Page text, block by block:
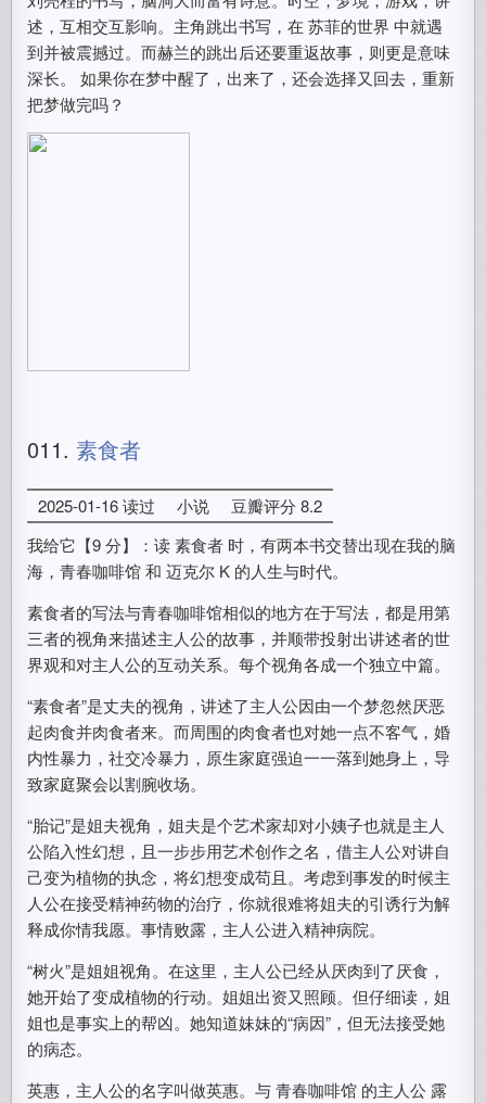
述，互相交互影响。主角跳出书写，在 苏菲的世界 中就遇
到并被震撼过。而赫兰的跳出后还要重返故事，则更是意味
深长。 如果你在梦中醒了，出来了，还会选择又回去，重新
把梦做完吗？
011.素食者
2025-01-16 读过 小说
豆瓣评分 8.2
我给它【9 分】：读 素食者 时，有两本书交替出现在我的脑
海，青春咖啡馆 和 迈克尔 K 的人生与时代。
素食者的写法与青春咖啡馆相似的地方在于写法，都是用第
三者的视角来描述主人公的故事，并顺带投射出讲述者的世
界观和对主人公的互动关系。每个视角各成一个独立中篇。
“素食者”是丈夫的视角，讲述了主人公因由一个梦忽然厌恶
起肉食并肉食者来。而周围的肉食者也对她一点不客气，婚
内性暴力，社交冷暴力，原生家庭强迫一一落到她身上，导
致家庭聚会以割腕收场。
“胎记”是姐夫视角，姐夫是个艺术家却对小姨子也就是主人
公陷入性幻想，且一步步用艺术创作之名，借主人公对讲自
己变为植物的执念，将幻想变成苟且。考虑到事发的时候主
人公在接受精神药物的治疗，你就很难将姐夫的引诱行为解
释成你情我愿。事情败露，主人公进入精神病院。
“树火”是姐姐视角。在这里，主人公已经从厌肉到了厌食，
她开始了变成植物的行动。姐姐出资又照顾。但仔细读，姐
姐也是事实上的帮凶。她知道妹妹的“病因”，但无法接受她
的病态。
英惠，主人公的名字叫做英惠。与 青春咖啡馆 的主人公 露